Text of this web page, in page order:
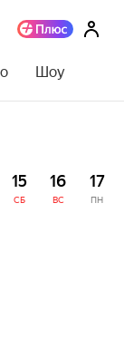
Шоу
15
СБ
16
ВС
17
ПН